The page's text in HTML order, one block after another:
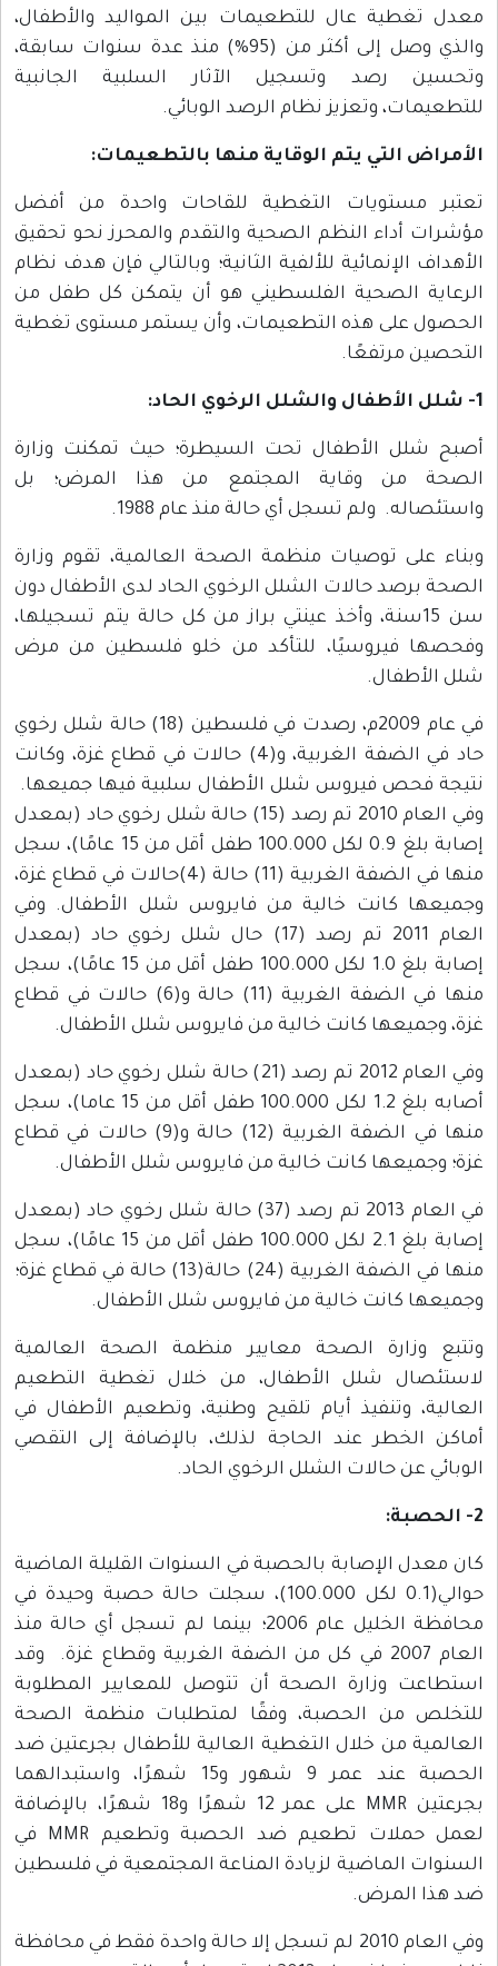
معدل تغطية عال للتطعيمات بين المواليد والأطفال،
والذي وصل إلى أكثر من (95%) منذ عدة سنوات سابقة،
وتحسين رصد وتسجيل الآثار السلبية الجانبية
للتطعيمات، وتعزيز نظام الرصد الوبائي.
الأمراض التي يتم الوقاية منها بالتطعيمات:
تعتبر مستويات التغطية للقاحات واحدة من أفضل
مؤشرات أداء النظم الصحية والتقدم والمحرز نحو تحقيق
الأهداف الإنمائية للألفية الثانية؛ وبالتالي فإن هدف نظام
الرعاية الصحية الفلسطيني هو أن يتمكن كل طفل من
الحصول على هذه التطعيمات، وأن يستمر مستوى تغطية
التحصين مرتفعًا.
1- شلل الأطفال والشلل الرخوي الحاد:
أصبح شلل الأطفال تحت السيطرة؛ حيث تمكنت وزارة
الصحة من وقاية المجتمع من هذا المرض؛ بل
واستئصاله. ولم تسجل أي حالة منذ عام 1988.
وبناء على توصيات منظمة الصحة العالمية، تقوم وزارة
الصحة برصد حالات الشلل الرخوي الحاد لدى الأطفال دون
سن 15سنة، وأخذ عينتي براز من كل حالة يتم تسجيلها،
وفحصها فيروسيًا، للتأكد من خلو فلسطين من مرض
شلل الأطفال.
في عام 2009م، رصدت في فلسطين (18) حالة شلل رخوي
حاد في الضفة الغربية، و(4) حالات في قطاع غزة، وكانت
نتيجة فحص فيروس شلل الأطفال سلبية فيها جميعها.
وفي العام 2010 تم رصد (15) حالة شلل رخوي حاد (بمعدل
إصابة بلغ 0.9 لكل 100.000 طفل أقل من 15 عامًا)، سجل
منها في الضفة الغربية (11) حالة (4)حالات في قطاع غزة،
وجميعها كانت خالية من فايروس شلل الأطفال. وفي
العام 2011 تم رصد (17) حال شلل رخوي حاد (بمعدل
إصابة بلغ 1.0 لكل 100.000 طفل أقل من 15 عامًا)، سجل
منها في الضفة الغربية (11) حالة و(6) حالات في قطاع
غزة، وجميعها كانت خالية من فايروس شلل الأطفال.
وفي العام 2012 تم رصد (21) حالة شلل رخوي حاد (بمعدل
أصابه بلغ 1.2 لكل 100.000 طفل أقل من 15 عاما)، سجل
منها في الضفة الغربية (12) حالة و(9) حالات في قطاع
غزة؛ وجميعها كانت خالية من فايروس شلل الأطفال.
في العام 2013 تم رصد (37) حالة شلل رخوي حاد (بمعدل
إصابة بلغ 2.1 لكل 100.000 طفل أقل من 15 عامًا)، سجل
منها في الضفة الغربية (24) حالة(13) حالة في قطاع غزة؛
وجميعها كانت خالية من فايروس شلل الأطفال.
وتتبع وزارة الصحة معايير منظمة الصحة العالمية
لاستئصال شلل الأطفال، من خلال تغطية التطعيم
العالية، وتنفيذ أيام تلقيح وطنية، وتطعيم الأطفال في
أماكن الخطر عند الحاجة لذلك، بالإضافة إلى التقصي
الوبائي عن حالات الشلل الرخوي الحاد.
2- الحصبة:
كان معدل الإصابة بالحصبة في السنوات القليلة الماضية
حوالي(0.1 لكل 100.000)، سجلت حالة حصبة وحيدة في
محافظة الخليل عام 2006؛ بينما لم تسجل أي حالة منذ
العام 2007 في كل من الضفة الغربية وقطاع غزة. وقد
استطاعت وزارة الصحة أن تتوصل للمعايير المطلوبة
للتخلص من الحصبة، وفقًا لمتطلبات منظمة الصحة
العالمية من خلال التغطية العالية للأطفال بجرعتين ضد
الحصبة عند عمر 9 شهور و15 شهرًا، واستبدالهما
بجرعتين MMR على عمر 12 شهرًا و18 شهرًا، بالإضافة
لعمل حملات تطعيم ضد الحصبة وتطعيم MMR في
السنوات الماضية لزيادة المناعة المجتمعية في فلسطين
ضد هذا المرض.
وفي العام 2010 لم تسجل إلا حالة واحدة فقط في محافظة